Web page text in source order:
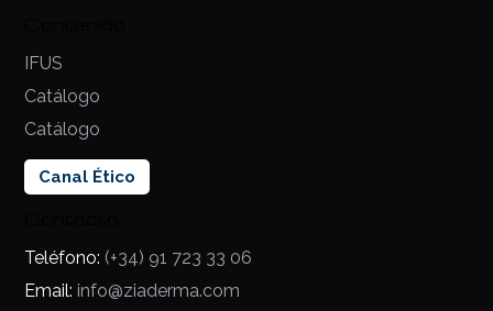
IFUS
Catálogo
Catálogo
Canal Ético
Teléfono: (+34) 91 723 33 06
Email:info@ziaderma.com